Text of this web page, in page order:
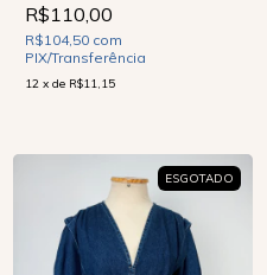
R$110,00
R$104,50 com
PIX/Transferência
12 x de R$11,15
ESGOTADO